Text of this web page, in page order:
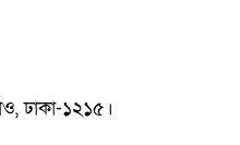
ঢাকা-১২১৫।